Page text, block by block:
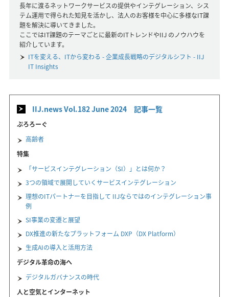
長年に渡るネットワークサービスの提供やインテグレーション、シス
テム運用で得られた知見を活かし、法人のお客様を中心に多様なIT課
題を解決に導いてきました。
ここではIT課題のテーマごとに最新のITトレンドやIIJ のノウハウを
紹介しています。
ITを変える、ITから変わる - 企業成長戦略のデジタルシフト - IIJ
IT Insights
IIJ.news Vol.182 June 2024 記事一覧
ぷろろーぐ
高齢者
特集
「サービスインテグレーション（SI）」とは何か？
3つの領域で展開していくサービスインテグレーション
理想のITパートナーを目指して IIJならではのインテグレーション事
例
SI事業の変遷と展望
DX推進の新たなプラットフォーム DXP（DX Platform）
生成AIの導入と活用方法
デジタル革命の海へ
デジタルガバナンスの時代
人と空気とインターネット